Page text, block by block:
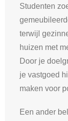
Studenten
terwijl
huizen met
Door je
je vastgoed
maken voor
Een ander